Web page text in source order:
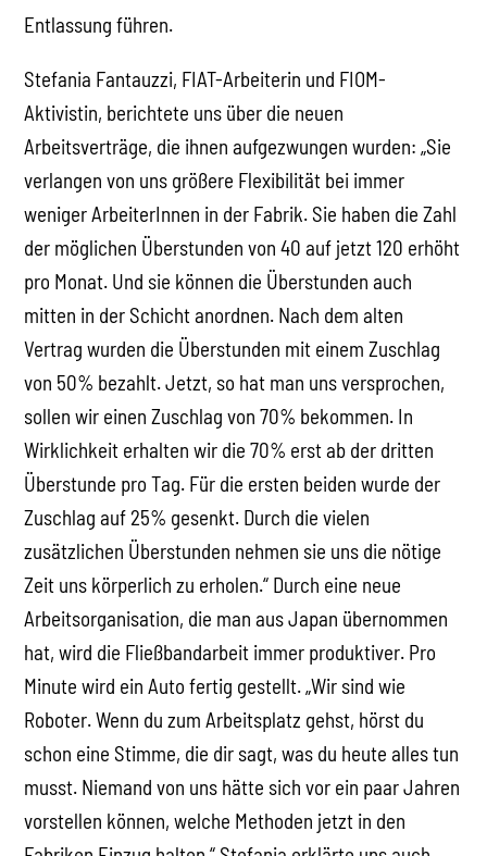
Entlassung führen.
Stefania Fantauzzi, FIAT-Arbeiterin und FIOM-
Aktivistin, berichtete uns über die neuen
Arbeitsverträge, die ihnen aufgezwungen wurden: „Sie
verlangen von uns größere Flexibilität bei immer
weniger ArbeiterInnen in der Fabrik. Sie haben die Zahl
der möglichen Überstunden von 40 auf jetzt 120 erhöht
pro Monat. Und sie können die Überstunden auch
mitten in der Schicht anordnen. Nach dem alten
Vertrag wurden die Überstunden mit einem Zuschlag
von 50% bezahlt. Jetzt, so hat man uns versprochen,
sollen wir einen Zuschlag von 70% bekommen. In
Wirklichkeit erhalten wir die 70% erst ab der dritten
Überstunde pro Tag. Für die ersten beiden wurde der
Zuschlag auf 25% gesenkt. Durch die vielen
zusätzlichen Überstunden nehmen sie uns die nötige
Zeit uns körperlich zu erholen.“ Durch eine neue
Arbeitsorganisation, die man aus Japan übernommen
hat, wird die Fließbandarbeit immer produktiver. Pro
Minute wird ein Auto fertig gestellt. „Wir sind wie
Roboter. Wenn du zum Arbeitsplatz gehst, hörst du
schon eine Stimme, die dir sagt, was du heute alles tun
musst. Niemand von uns hätte sich vor ein paar Jahren
vorstellen können, welche Methoden jetzt in den